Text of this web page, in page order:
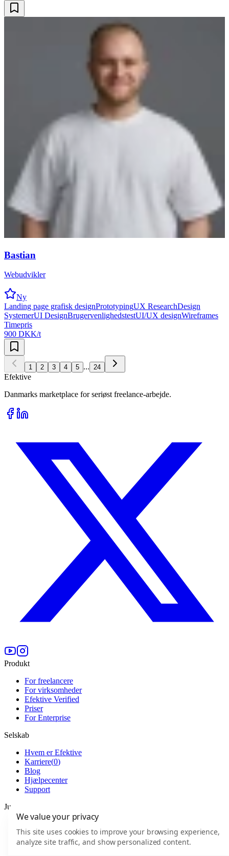
Bastian
Webudvikler
Ny
Landing page grafisk designPrototypingUX ResearchDesign
SystemerUI DesignBrugervenlighedstestUI/UX designWireframes
Timepris
900 DKK/t
1 2 3 4 5 ... 24
Efektive
Danmarks marketplace for seriøst freelance-arbejde.
Produkt
For freelancere
For virksomheder
Efektive Verified
Priser
For Enterprise
Selskab
Hvem er Efektive
Karriere(0)
Blog
Hjælpecenter
Support
Juridisk
Forretningsbetingelser
Brugeraftale
Privatlivspolitik
We value your privacy
This site uses cookies to improve your browsing experience,
analyze site traffic, and show personalized content.